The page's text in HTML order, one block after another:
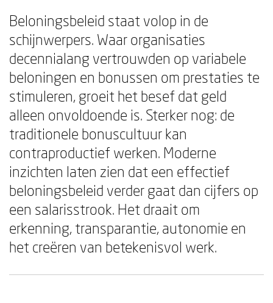
Beloningsbeleid staat volop in de
schijnwerpers. Waar organisaties
decennialang vertrouwden op variabele
beloningen en bonussen om prestaties te
stimuleren, groeit het besef dat geld
alleen onvoldoende is. Sterker nog: de
traditionele bonuscultuur kan
contraproductief werken. Moderne
inzichten laten zien dat een effectief
beloningsbeleid verder gaat dan cijfers op
een salarisstrook. Het draait om
erkenning, transparantie, autonomie en
het creëren van betekenisvol werk.